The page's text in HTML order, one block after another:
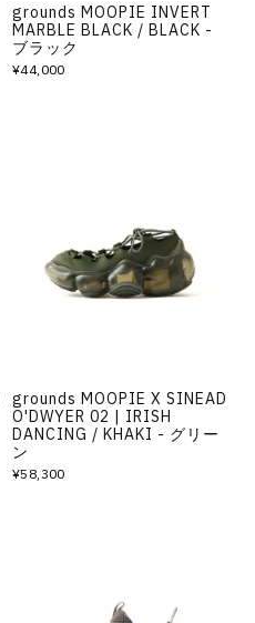
grounds MOOPIE INVERT
MARBLE BLACK / BLACK -
ブラック
¥44,000
grounds MOOPIE X SINEAD
O'DWYER 02 | IRISH
DANCING / KHAKI - グリー
ン
¥58,300